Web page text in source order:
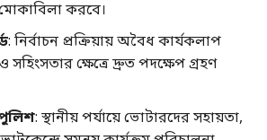
করবে।
: নির্বাচন প্রক্রিয়ায় অবৈধ কার্যকলাপ
সহিংসতার ক্ষেত্রে দ্রুত পদক্ষেপ গ্রহণ
: স্থানীয় পর্যায়ে ভোটারদের সহায়তা,